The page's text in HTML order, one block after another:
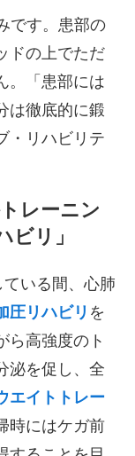
です。患部の
ドの上でただ
。「患部には
は徹底的に鍛
・リハビリテ
レーニン
ビリ」
いる間、心肺
圧リハビリ を
ら高強度のト
泌を促し、全
エイトトレー
時にはケガ前